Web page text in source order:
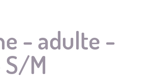
Demon Slayer
- adulte -
M